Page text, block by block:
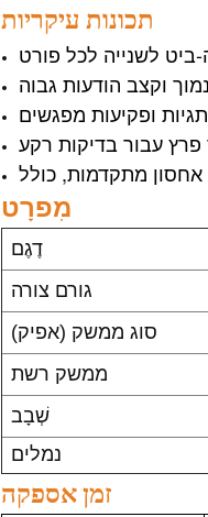
תכונות עיקריות
וקצב הודעות גבוה
ופקיעות מפגשים
עבור בדיקות רקע
מִפרָט
דֶגֶם
גורם צורה
סוג ממשק (אפיק)
ממשק רשת
שְׁבָב
נמלים
זמן אספקה